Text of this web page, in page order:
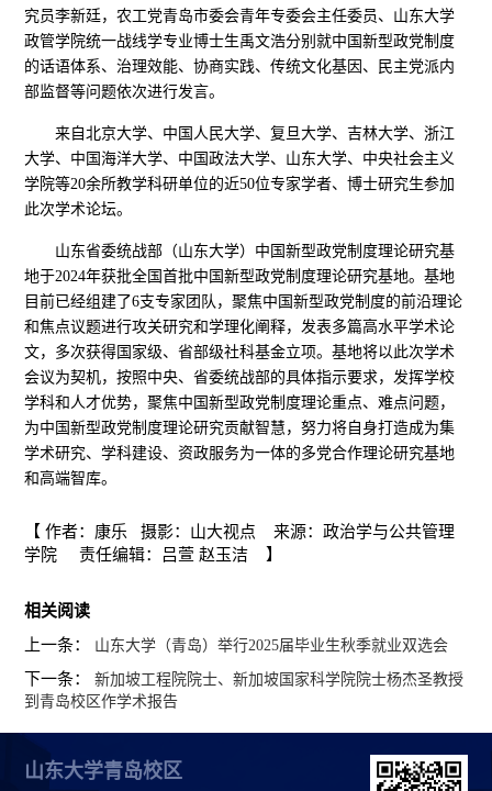
究员李新廷，农工党青岛市委会青年专委会主任委员、山东大学
政管学院统一战线学专业博士生禹文浩分别就中国新型政党制度
的话语体系、治理效能、协商实践、传统文化基因、民主党派内
部监督等问题依次进行发言。
来自北京大学、中国人民大学、复旦大学、吉林大学、浙江
大学、中国海洋大学、中国政法大学、山东大学、中央社会主义
学院等20余所教学科研单位的近50位专家学者、博士研究生参加
此次学术论坛。
山东省委统战部（山东大学）中国新型政党制度理论研究基
地于2024年获批全国首批中国新型政党制度理论研究基地。基地
目前已经组建了6支专家团队，聚焦中国新型政党制度的前沿理论
和焦点议题进行攻关研究和学理化阐释，发表多篇高水平学术论
文，多次获得国家级、省部级社科基金立项。基地将以此次学术
会议为契机，按照中央、省委统战部的具体指示要求，发挥学校
学科和人才优势，聚焦中国新型政党制度理论重点、难点问题，
为中国新型政党制度理论研究贡献智慧，努力将自身打造成为集
学术研究、学科建设、资政服务为一体的多党合作理论研究基地
和高端智库。
【 作者：康乐 摄影：山大视点 来源：政治学与公共管理
学院 责任编辑：吕萱 赵玉洁 】
相关阅读
上一条： 山东大学（青岛）举行2025届毕业生秋季就业双选会
下一条：新加坡工程院院士、新加坡国家科学院院士杨杰圣教授
到青岛校区作学术报告
山东大学青岛校区